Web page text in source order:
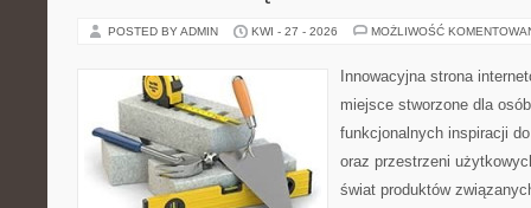
POSTED BY ADMIN KWI - 27 - 2026 MOŻLIWOŚĆ
Innowacyjna strona
miejsce stworzone dla
funkcjonalnych inspiracji
oraz przestrzeni
świat produktów